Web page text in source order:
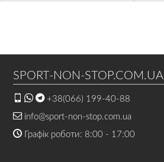
SPORT-NON-STOP.COM.UA
+38(066) 199-40-88
info@sport-non-stop.com.ua
Графік роботи: 8:00 - 17:00